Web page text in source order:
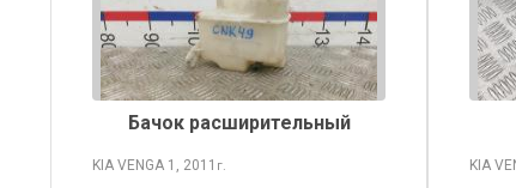
Бачок расширительный
KIA VENGA 1, 2011 г. KIA